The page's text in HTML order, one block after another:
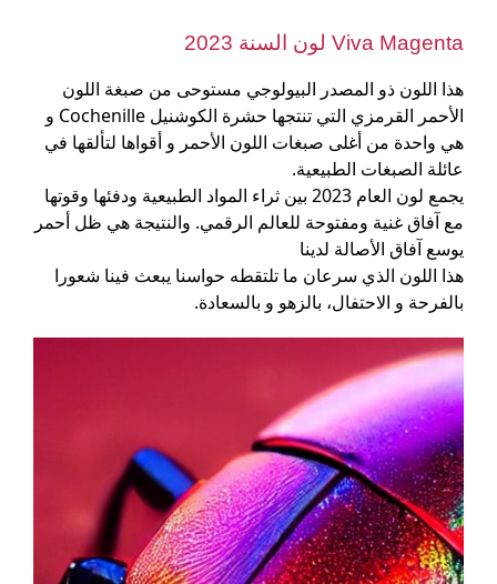
Viva Magenta لون السنة 2023
هذا اللون ذو المصدر البيولوجي مستوحى من صبغة اللون
الأحمر القرمزي التي تنتجها حشرة الكوشنيل Cochenille و
هي واحدة من أغلى صبغات اللون الأحمر و أقواها لتألقها في
عائلة الصبغات الطبيعية.
يجمع لون العام 2023 بين ثراء المواد الطبيعية ودفئها وقوتها
مع آفاق غنية ومفتوحة للعالم الرقمي. والنتيجة هي ظل أحمر
يوسع آفاق الأصالة لدينا
هذا اللون الذي سرعان ما تلتقطه حواسنا يبعث فينا شعورا
بالفرحة و الاحتفال، بالزهو و بالسعادة.